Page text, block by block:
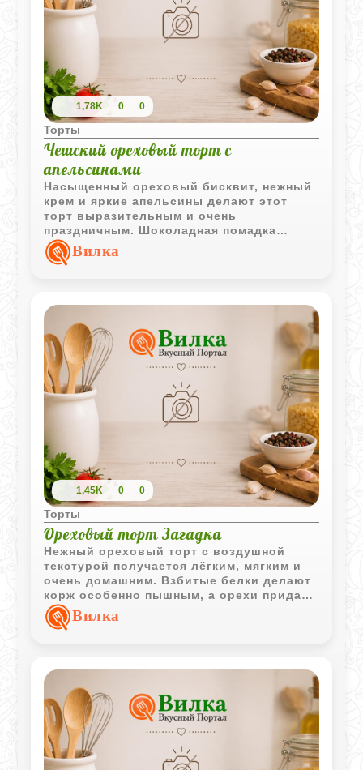
1,78K 0 0
Торты
Чешский ореховый торт с
апельсинами
Насыщенный ореховый бисквит, нежный
крем и яркие апельсины делают этот
торт выразительным и очень
праздничным. Шоколадная помадка
добавляет десерту глубокий вкус и
красивый контраст.
Вилка
1,45K 0 0
Торты
Ореховый торт Загадка
Нежный ореховый торт с воздушной
текстурой получается лёгким, мягким и
очень домашним. Взбитые белки делают
корж особенно пышным, а орехи придают
приятный насыщенный вкус.
Вилка